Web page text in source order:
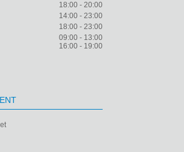
18:00 - 20:00
14:00 - 23:00
18:00 - 23:00
09:00 - 13:00
16:00 - 19:00